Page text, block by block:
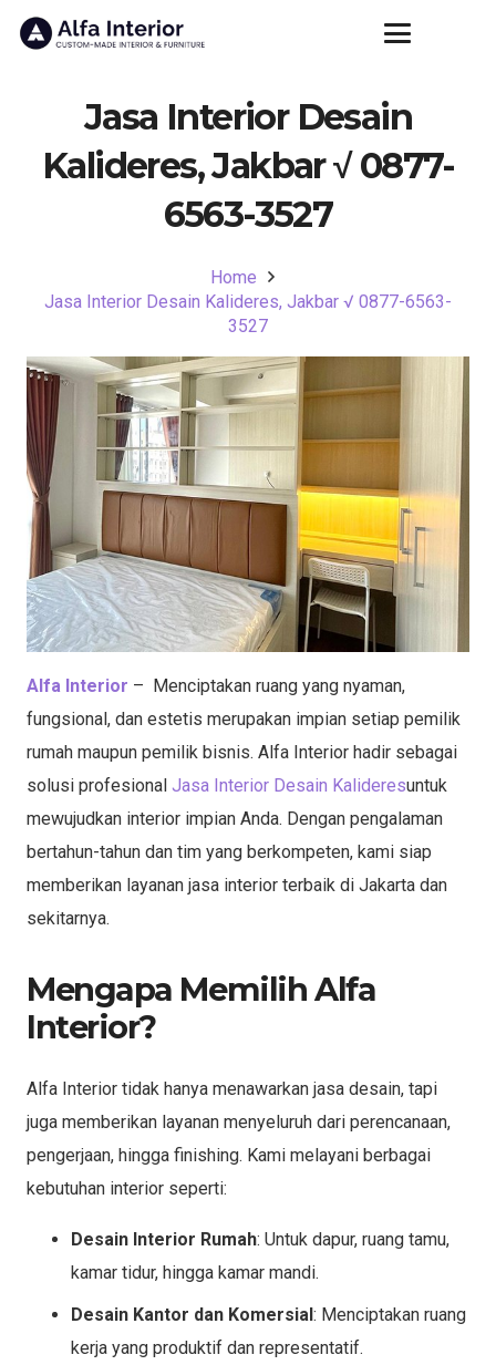
Jasa Interior Desain
Kalideres, Jakbar √ 0877-
6563-3527
Home
Jasa Interior Desain Kalideres, Jakbar √ 0877-6563-
3527
Alfa Interior – Menciptakan ruang yang nyaman,
fungsional, dan estetis merupakan impian setiap pemilik
rumah maupun pemilik bisnis. Alfa Interior hadir sebagai
solusi profesional Jasa Interior Desain Kalideresuntuk
mewujudkan interior impian Anda. Dengan pengalaman
bertahun-tahun dan tim yang berkompeten, kami siap
memberikan layanan jasa interior terbaik di Jakarta dan
sekitarnya.
Mengapa Memilih Alfa
Interior?
Alfa Interior tidak hanya menawarkan jasa desain, tapi
juga memberikan layanan menyeluruh dari perencanaan,
pengerjaan, hingga finishing. Kami melayani berbagai
kebutuhan interior seperti:
Desain Interior Rumah: Untuk dapur, ruang tamu,
kamar tidur, hingga kamar mandi.
Desain Kantor dan Komersial: Menciptakan ruang
kerja yang produktif dan representatif.